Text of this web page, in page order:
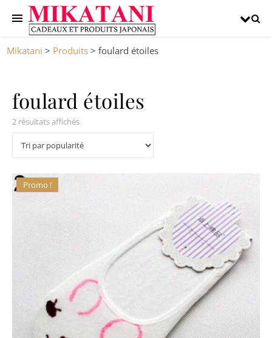
Mikatani > Produits > foulard étoiles
foulard étoiles
2 résultats affichés
Promo !